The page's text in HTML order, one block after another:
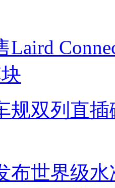
Laird
规双列直
布世界级